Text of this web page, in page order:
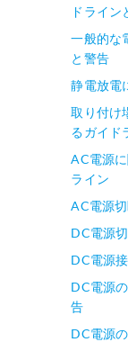
ドライン
一般的な
と警告
静電放電
取り付け
るガイド
AC電源
ライン
AC電源
DC電源
DC電源
DC電源
告
DC電源